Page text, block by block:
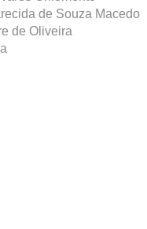
de Souza Macedo
de Oliveira